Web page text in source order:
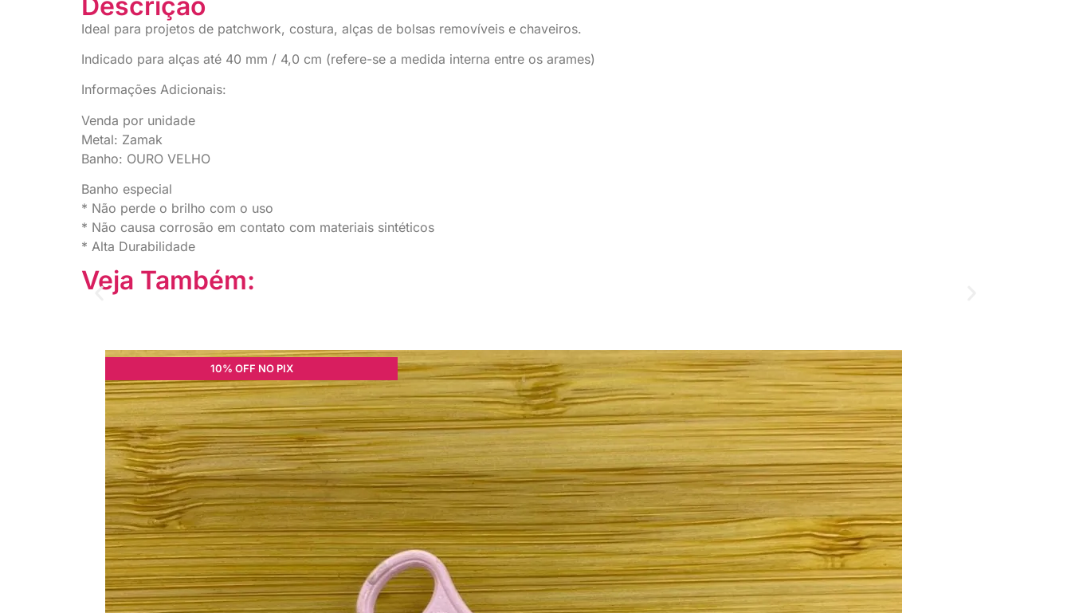
Ideal para projetos de patchwork, costura, alças de bolsas removíveis e chaveiros.
Indicado para alças até 40 mm / 4,0 cm (refere-se a medida interna entre os arames)
Informações Adicionais:
Venda por unidade
Metal: Zamak
Banho: OURO VELHO
Banho especial
* Não perde o brilho com o uso
* Não causa corrosão em contato com materiais sintéticos
* Alta Durabilidade
Veja Também:
10% OFF NO PIX